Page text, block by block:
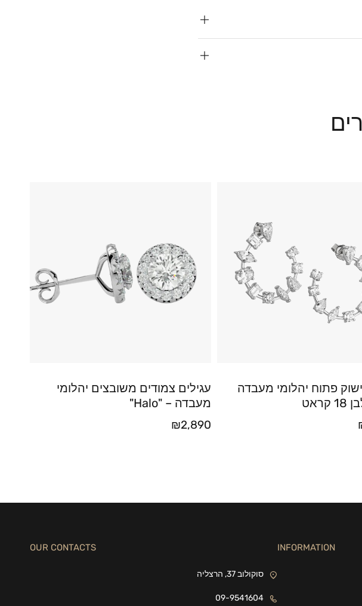
פתוח יהלומי מעבדה
עגילים צמודים משובצים יהלומי
מעבדה – "Halo"
₪2,890
INFORMATION
OUR CONTACTS
סוקולוב 37, הרצליה
09-9541604